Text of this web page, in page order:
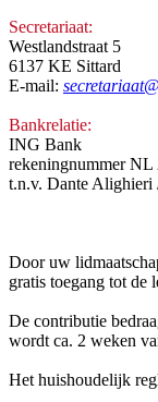
Secretariaat:
Westlandstraat 5
6137 KE Sittard
E-mail:
Bankrelatie:
ING Bank
rekeningnummer
t.n.v. Dante
Door uw
gratis toegang tot de
De contributie
wordt ca. 2 weken
Het huishoudelijk